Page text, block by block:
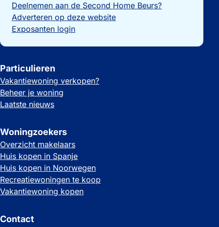
Deelnemen aan de Second Home Beurs?
Adverteren op deze website
Exposanten login
Particulieren
Vakantiewoning verkopen?
Beheer je woning
Laatste nieuws
Woningzoekers
Overzicht makelaars
Huis kopen in Spanje
Huis kopen in Noorwegen
Recreatiewoningen te koop
Vakantiewoning kopen
Contact